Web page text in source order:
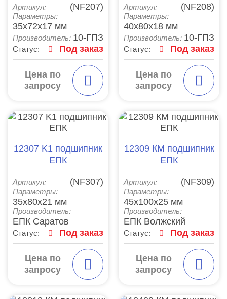
Артикул: (NF207)
Параметры:
35x72x17 мм
Производитель: 10-ГПЗ
Статус: Под заказ
Цена по
запросу
Артикул: (NF208)
Параметры:
40x80x18 мм
Производитель: 10-ГПЗ
Статус: Под заказ
Цена по
запросу
12307 K1 подшипник
ЕПК
Артикул: (NF307)
Параметры:
35x80x21 мм
Производитель:
ЕПК Саратов
Статус: Под заказ
Цена по
запросу
12309 КМ подшипник
ЕПК
Артикул: (NF309)
Параметры:
45x100x25 мм
Производитель:
ЕПК Волжский
Статус: Под заказ
Цена по
запросу